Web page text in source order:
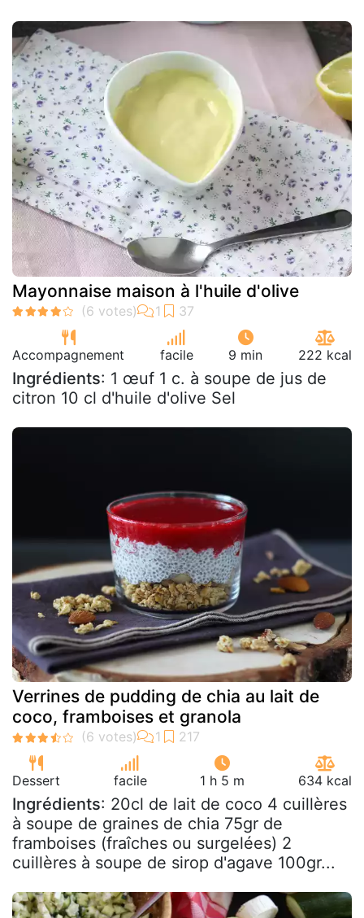
Mayonnaise maison à l'huile d'olive
Accompagnement facile 9 min 222 kcal
Ingrédients: 1 œuf 1 c. à soupe de jus de
citron 10 cl d'huile d'olive Sel
Verrines de pudding de chia au lait de
coco, framboises et granola
Dessert facile 1 h 5 m 634 kcal
Ingrédients: 20cl de lait de coco 4 cuillères
à soupe de graines de chia 75gr de
framboises (fraîches ou surgelées) 2
cuillères à soupe de sirop d'agave 100gr...